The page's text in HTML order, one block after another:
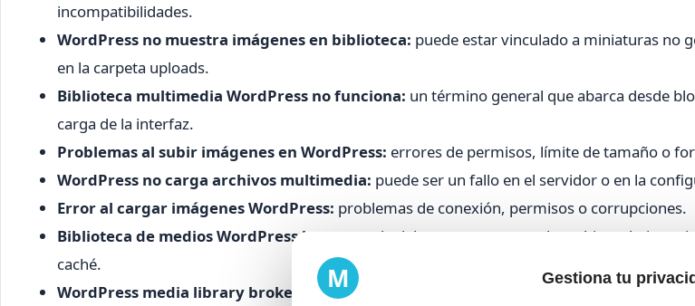
incompatibilidades.
WordPress no muestra imágenes en biblioteca: puede estar vinculado a miniaturas no
en la carpeta uploads.
Biblioteca multimedia WordPress no funciona: un término general que abarca desde
carga de la interfaz.
Problemas al subir imágenes en WordPress: errores de permisos, límite de tamaño o
WordPress no carga archivos multimedia: puede ser un fallo en el servidor o en la
Error al cargar imágenes WordPress: problemas de conexión, permisos o corrupciones.
Biblioteca de medios WordPress lenta:
puede deberse a un exceso de archivos, baja
caché.
WordPress media library broken:
la biblioteca dañada puede ser causada por
M Gestiona tu